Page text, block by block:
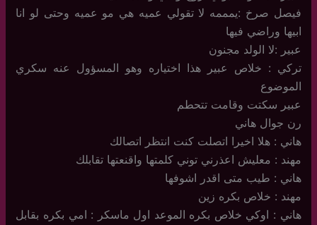
فيصل صرخ :يمممه لا تقولي عميه هي مو عميه وحتى لو انا
ابيها وراضي فيها
عبير :لا الولد مجنون
تركي : خلاص عبير هذا اختياره وهو المسؤول عنه سكري
الموضوع
عبير سكتت وقامت تتحطم
رن جوال هاني
هاني : هلا اخيرا اتصلت كنت انتظر اتصالك
مهند : معليش اعذرني توني كلمتها واقنعتها تقابلك
هاني : طيب متى اقدر اشوفها
مهند : خلاص بكره زين
هاني : اوكي خلاص بكره الموعد اول ماسكر : امي بكره بقابل